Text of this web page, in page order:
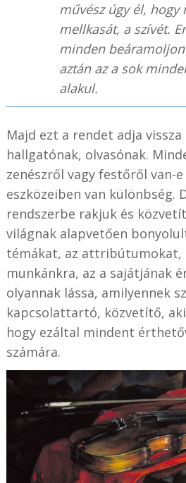
művész úgy él, hogy
mellkasát, a szívét.
minden
aztán az a sok
alakul.
Majd ezt a rendet adja vissza
hallgatónak, olvasónak.
zenészről vagy festőről van-
eszközeiben van különbség.
rendszerbe rakjuk és
világnak alapvetően
témákat, az attribútumokat,
munkánkra, az a sajátjának
olyannak lássa, amilyennek
kapcsolattartó, közvetítő,
hogy ezáltal mindent
számára.